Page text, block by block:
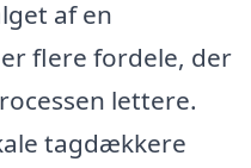
af en
flere fordele, der
lettere.
tagdækkere